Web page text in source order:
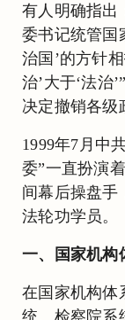
有人明确指出
委书记统管国
治国’的方针
治’大于‘法治
决定撤销各级
1999年7月中
委”一直扮演
间幕后操盘手
法轮功学员。
一、国家机构
在国家机构体
统、检察院系